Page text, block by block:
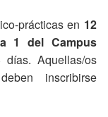
prácticas en 12
1 del Campus
Aquellas/os
inscribirse